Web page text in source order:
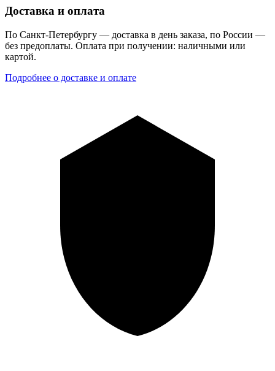
Доставка и оплата
По Санкт-Петербургу — доставка в день заказа, по России —
без предоплаты. Оплата при получении: наличными или
картой.
Подробнее о доставке и оплате